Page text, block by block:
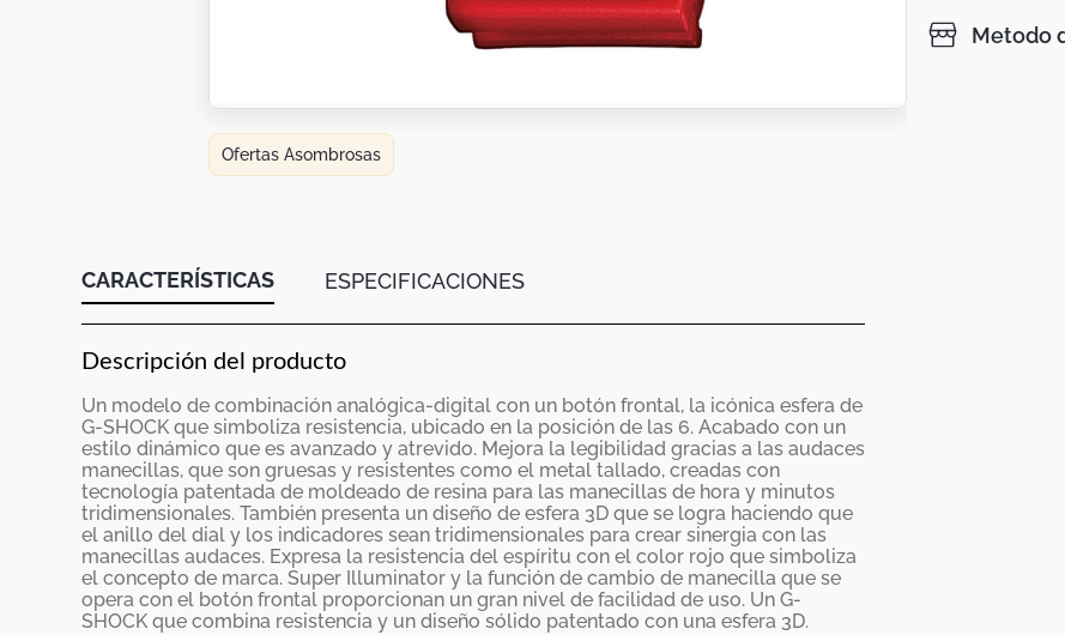
Ofertas Asombrosas
CARACTERÍSTICAS ESPECIFICACIONES
Descripción del producto
Un modelo de combinación analógica-digital con un botón frontal, la icónica esfera de
G-SHOCK que simboliza resistencia, ubicado en la posición de las 6. Acabado con un
estilo dinámico que es avanzado y atrevido. Mejora la legibilidad gracias a las audaces
manecillas, que son gruesas y resistentes como el metal tallado, creadas con
tecnología patentada de moldeado de resina para las manecillas de hora y minutos
tridimensionales. También presenta un diseño de esfera 3D que se logra haciendo que
el anillo del dial y los indicadores sean tridimensionales para crear sinergia con las
manecillas audaces. Expresa la resistencia del espíritu con el color rojo que simboliza
el concepto de marca. Super Illuminator y la función de cambio de manecilla que se
opera con el botón frontal proporcionan un gran nivel de facilidad de uso. Un G-
SHOCK que combina resistencia y un diseño sólido patentado con una esfera 3D.
Metodo